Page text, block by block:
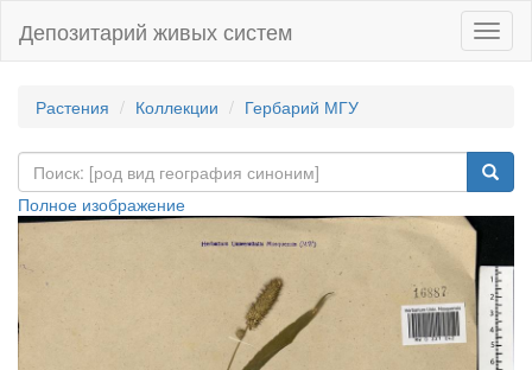
Депозитарий живых систем
Растения Коллекции Гербарий МГУ
Полное изображение